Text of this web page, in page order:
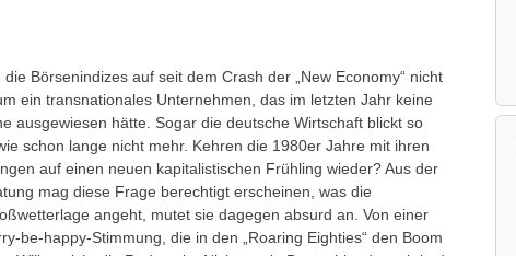
Börsenindizes auf seit dem Crash der „New Economy“ nicht
ein transnationales Unternehmen, das im letzten Jahr keine
ausgewiesen hätte. Sogar die deutsche Wirtschaft blickt so
schon lange nicht mehr. Kehren die 1980er Jahre mit ihren
auf einen neuen kapitalistischen Frühling wieder? Aus der
mag diese Frage berechtigt erscheinen, was die
angeht, mutet sie dagegen absurd an. Von einer
be-happy-Stimmung, die in den „Roaring Eighties“ den Boom